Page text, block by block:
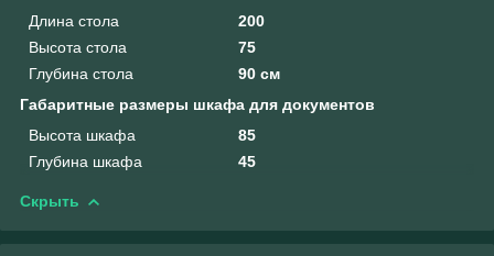
Длина стола
200
Высота стола
75
Глубина стола
90 см
Габаритные размеры шкафа для документов
Высота шкафа
85
Глубина шкафа
45
Скрыть